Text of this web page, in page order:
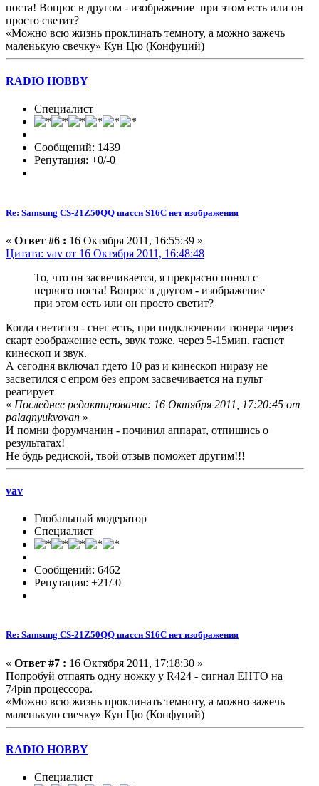
поста! Вопрос в другом - изображение при этом есть или он
просто светит?
«Можно всю жизнь проклинать темноту, а можно зажечь
маленькую свечку» Кун Цю (Конфуций)
RADIO HOBBY
Специалист
Сообщений: 1439
Репутация: +0/-0
Re: Samsung CS-21Z50QQ шасси S16C нет изображения
« Ответ #6 : 16 Октября 2011, 16:55:39 »
Цитата: vav от 16 Октября 2011, 16:48:48
То, что он засвечивается, я прекрасно понял с
первого поста! Вопрос в другом - изображение
при этом есть или он просто светит?
Когда светится - снег есть, при подключении тюнера через
скарт езображение есть, звук тоже. через 5-15мин. гаснет
кинескоп и звук.
А сегодня включал гдето 10 раз и кинескоп ниразу не
засветился с епром без епром засвечивается на пульт
реагирует
« Последнее редактирование: 16 Октября 2011, 17:20:45 от
palagnyukvovan »
И помни форумчанин - починил аппарат, отпишись о
результатах!
Не будь редиской, твой отзыв поможет другим!!!
vav
Глобальный модератор
Специалист
Сообщений: 6462
Репутация: +21/-0
Re: Samsung CS-21Z50QQ шасси S16C нет изображения
« Ответ #7 : 16 Октября 2011, 17:18:30 »
Попробуй отпаять одну ножку у R424 - сигнал EHTO на
74pin процессора.
«Можно всю жизнь проклинать темноту, а можно зажечь
маленькую свечку» Кун Цю (Конфуций)
RADIO HOBBY
Специалист